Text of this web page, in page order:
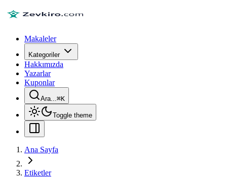
Makaleler
Kategoriler
Hakkımızda
Yazarlar
Kuponlar
Ara...⌘K
Toggle theme
Ana Sayfa
Etiketler